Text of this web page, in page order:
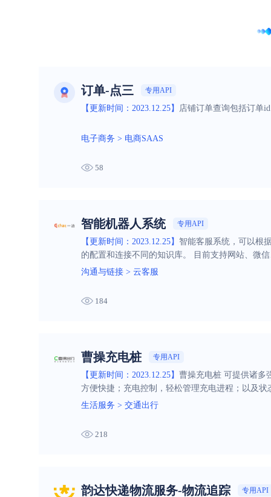
订单-点三 专用API
【更新时间：2023.12.25】 店铺订单查询包括订单
电子商务 > 电商SAAS
58
智能机器人系统 专用API
【更新时间：2023.12.25】 智能客服系统，可以根
的配置和连接不同的知识库。 目前支持网站、微
沟通与链接 > 云客服
184
曹操充电桩 专用API
【更新时间：2023.12.25】 曹操充电桩 可提供诸多
方便快捷；充电控制，轻松管理充电进程；以及
生活服务 > 交通出行
218
韵达快递物流服务-物流追踪 专用API